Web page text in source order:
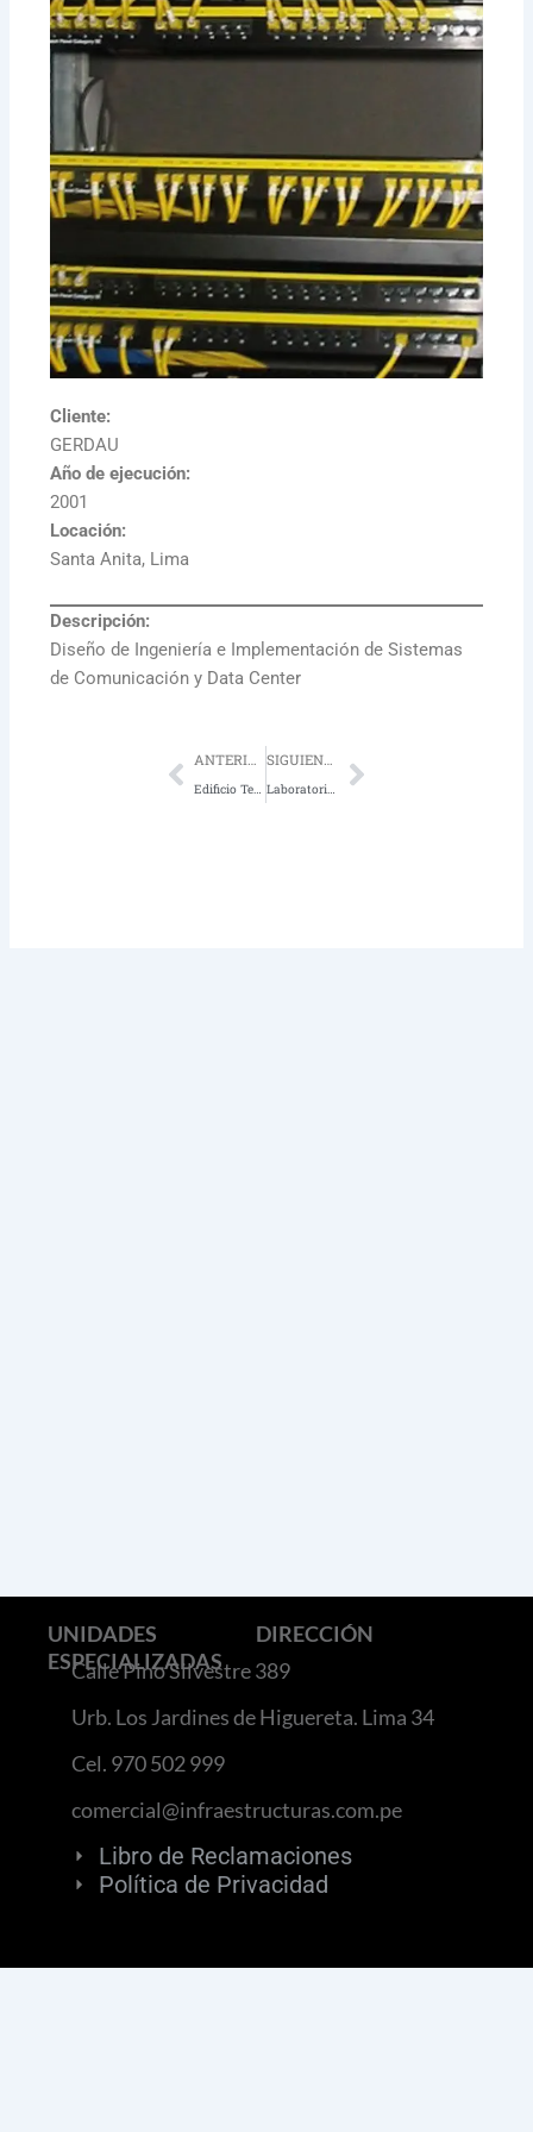
Cliente:
GERDAU
Año de ejecución:
2001
Locación:
Santa Anita, Lima
Descripción:
Diseño de Ingeniería e Implementación de Sistemas
de Comunicación y Data Center
Prev ANTERIOR
Edificio Tekton
SIGUIENTE
Laboratorios Good Food
Next
UNIDADES
ESPECIALIZADAS
DIRECCIÓN
Calle Pino Silvestre 389
Urb. Los Jardines de Higuereta. Lima 34
Cel. 970 502 999
comercial@infraestructuras.com.pe
Libro de Reclamaciones
Política de Privacidad